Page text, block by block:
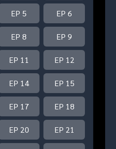
EP 5 EP 6
EP 8 EP 9
EP 11 EP 12
EP 14 EP 15
EP 17 EP 18
EP 20 EP 21